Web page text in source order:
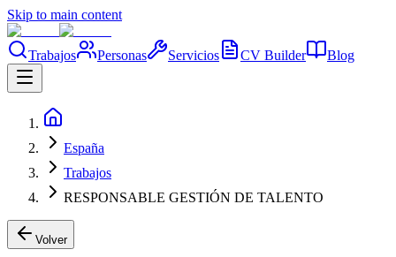
Skip to main content
Trabajos Personas Servicios CV Builder Blog
España
Trabajos
RESPONSABLE GESTIÓN DE TALENTO
Volver